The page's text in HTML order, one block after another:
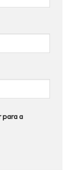
para a